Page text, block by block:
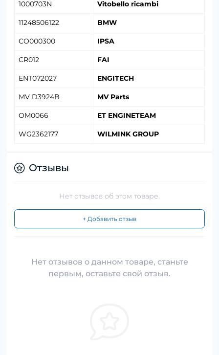
1000703N Vitobello ricambi
11248506122 BMW
CO000300 IPSA
CR012 FAI
ENT072027 ENGITECH
MV D3924B MV Parts
OM0066 ET ENGINETEAM
WG2362177 WILMINK GROUP
Отзывы
Нет отзывов об этом товаре.
+ Добавить отзыв
Нет отзывов о данном товаре, станьте
первым, оставьте свой отзыв.